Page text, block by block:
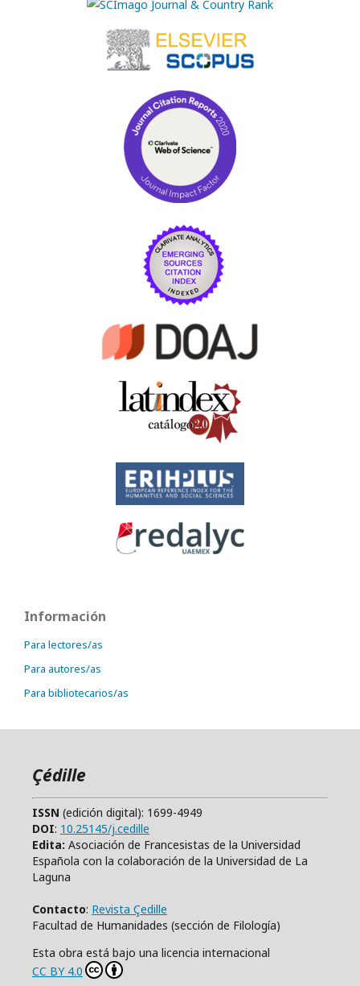
Información
Para lectores/as
Para autores/as
Para bibliotecarios/as
Çédille
ISSN (edición digital): 1699-4949
DOI: 10.25145/j.cedille
Edita: Asociación de Francesistas de la Universidad
Española con la colaboración de la Universidad de La
Laguna
Contacto: Revista Çedille
Facultad de Humanidades (sección de Filología)
Esta obra está bajo una licencia internacional
CC BY 4.0